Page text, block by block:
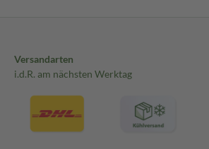
Versandarten
i.d.R. am nächsten Werktag